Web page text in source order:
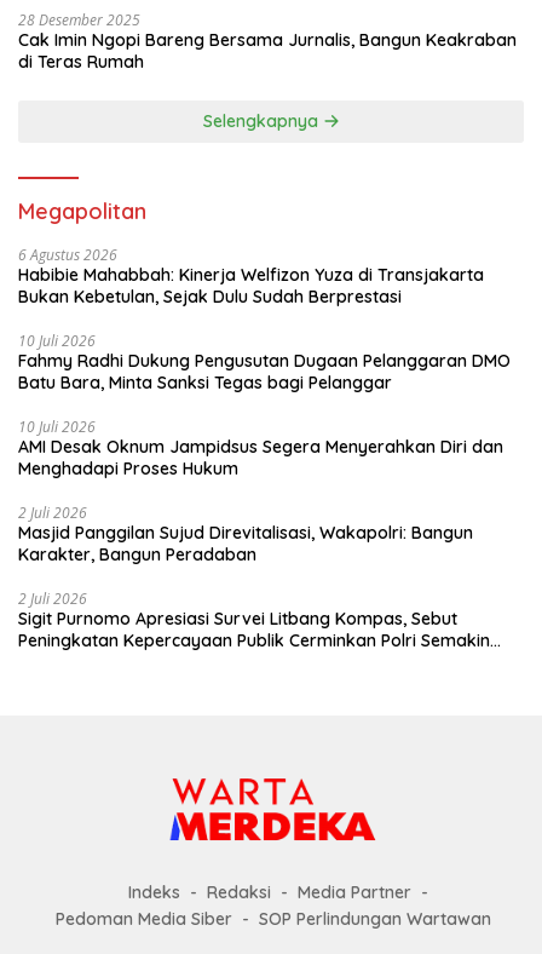
28 Desember 2025
Cak Imin Ngopi Bareng Bersama Jurnalis, Bangun Keakraban
di Teras Rumah
Selengkapnya
Megapolitan
6 Agustus 2026
Habibie Mahabbah: Kinerja Welfizon Yuza di Transjakarta
Bukan Kebetulan, Sejak Dulu Sudah Berprestasi
10 Juli 2026
Fahmy Radhi Dukung Pengusutan Dugaan Pelanggaran DMO
Batu Bara, Minta Sanksi Tegas bagi Pelanggar
10 Juli 2026
AMI Desak Oknum Jampidsus Segera Menyerahkan Diri dan
Menghadapi Proses Hukum
2 Juli 2026
Masjid Panggilan Sujud Direvitalisasi, Wakapolri: Bangun
Karakter, Bangun Peradaban
2 Juli 2026
Sigit Purnomo Apresiasi Survei Litbang Kompas, Sebut
Peningkatan Kepercayaan Publik Cerminkan Polri Semakin
Indeks Redaksi
Media Partner
Pedoman Media Siber
SOP Perlindungan Wartawan